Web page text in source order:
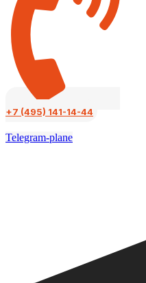
+7 (495) 141-14-44
Telegram-plane